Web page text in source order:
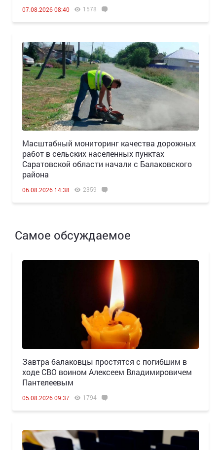
07.08.2026 08:40 1578
Масштабный мониторинг качества дорожных
работ в сельских населенных пунктах
Саратовской области начали с Балаковского
района
06.08.2026 14:38 2359
Самое обсуждаемое
Завтра балаковцы простятся с погибшим в
ходе СВО воином Алексеем Владимировичем
Пантелеевым
05.08.2026 09:37 1794